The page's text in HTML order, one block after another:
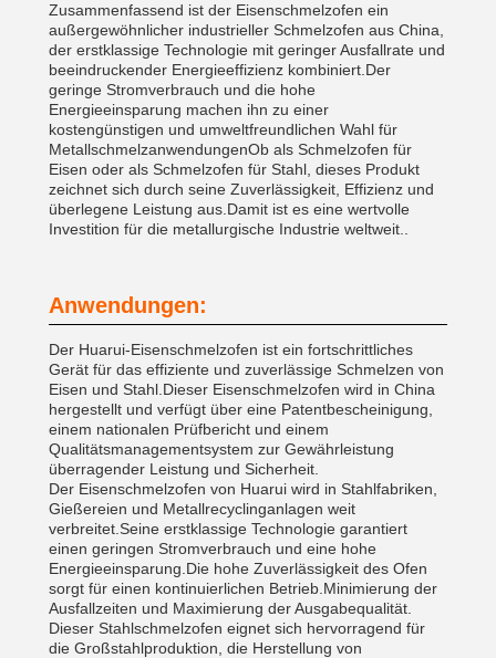
Zusammenfassend ist der Eisenschmelzofen ein
außergewöhnlicher industrieller Schmelzofen aus China,
der erstklassige Technologie mit geringer Ausfallrate und
beeindruckender Energieeffizienz kombiniert.Der
geringe Stromverbrauch und die hohe
Energieeinsparung machen ihn zu einer
kostengünstigen und umweltfreundlichen Wahl für
MetallschmelzanwendungenOb als Schmelzofen für
Eisen oder als Schmelzofen für Stahl, dieses Produkt
zeichnet sich durch seine Zuverlässigkeit, Effizienz und
überlegene Leistung aus.Damit ist es eine wertvolle
Investition für die metallurgische Industrie weltweit..
Anwendungen:
Der Huarui-Eisenschmelzofen ist ein fortschrittliches
Gerät für das effiziente und zuverlässige Schmelzen von
Eisen und Stahl.Dieser Eisenschmelzofen wird in China
hergestellt und verfügt über eine Patentbescheinigung,
einem nationalen Prüfbericht und einem
Qualitätsmanagementsystem zur Gewährleistung
überragender Leistung und Sicherheit.
Der Eisenschmelzofen von Huarui wird in Stahlfabriken,
Gießereien und Metallrecyclinganlagen weit
verbreitet.Seine erstklassige Technologie garantiert
einen geringen Stromverbrauch und eine hohe
Energieeinsparung.Die hohe Zuverlässigkeit des Ofen
sorgt für einen kontinuierlichen Betrieb.Minimierung der
Ausfallzeiten und Maximierung der Ausgabequalität.
Dieser Stahlschmelzofen eignet sich hervorragend für
die Großstahlproduktion, die Herstellung von